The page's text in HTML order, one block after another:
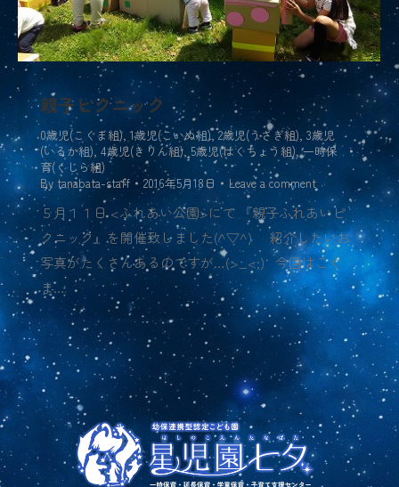
親子ピクニック
0歳児(こぐま組), 1歳児(こいぬ組),2歳児(うさぎ組) 3歳児
(いるか組) , 4歳児(きりん組) 5歳児(はくちょう組) ,一時保
育(くじら組)
By tanabata-staff 2016年5月18日 Leave a comment
５月１１日 <ふれあい公園>にて 『親子ふれあいピ
クニック』を開催致しました(^▽^) 紹介したいお
写真がたくさんあるのですが…(>_<;) 今回はこぐ
ま…